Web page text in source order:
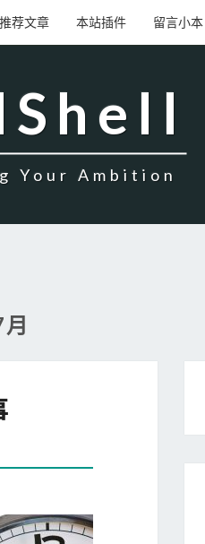
推荐文章 本站插件 留言小本
Your Ambition